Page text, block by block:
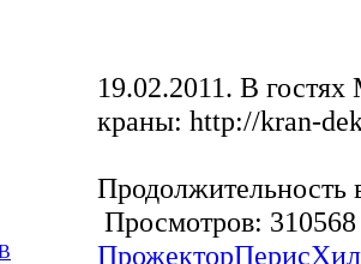
19.02.2011. В
краны: http://kran-
Продолжительность
Просмотров: